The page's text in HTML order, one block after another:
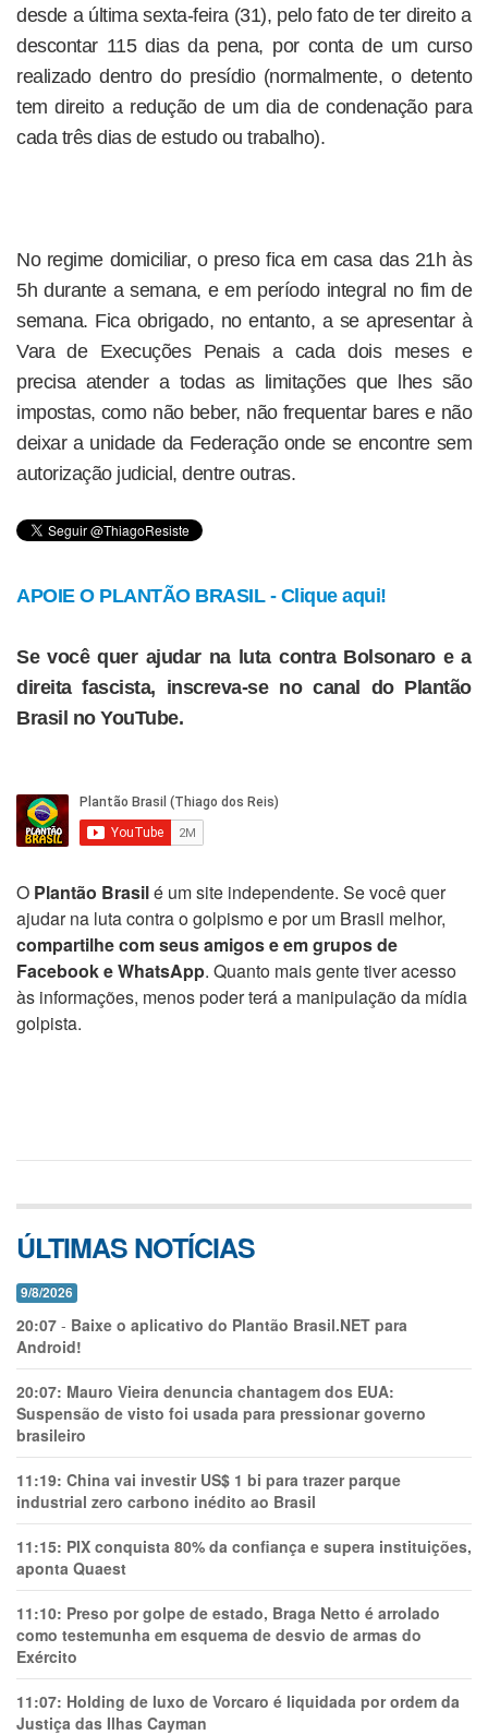
desde a última sexta-feira (31), pelo fato de ter direito a
descontar 115 dias da pena, por conta de um curso
realizado dentro do presídio (normalmente, o detento
tem direito a redução de um dia de condenação para
cada três dias de estudo ou trabalho).
No regime domiciliar, o preso fica em casa das 21h às
5h durante a semana, e em período integral no fim de
semana. Fica obrigado, no entanto, a se apresentar à
Vara de Execuções Penais a cada dois meses e
precisa atender a todas as limitações que lhes são
impostas, como não beber, não frequentar bares e não
deixar a unidade da Federação onde se encontre sem
autorização judicial, dentre outras.
APOIE O PLANTÃO BRASIL - Clique aqui!
Se você quer ajudar na luta contra Bolsonaro e a
direita fascista, inscreva-se no canal do Plantão
Brasil no YouTube.
O Plantão Brasilé um site independente. Se você quer
ajudar na luta contra o golpismo e por um Brasil melhor,
compartilhe com seus amigos e em grupos de
Facebook e WhatsApp. Quanto mais gente tiver acesso
às informações, menos poder terá a manipulação da mídia
golpista.
ÚLTIMAS NOTÍCIAS
9/8/2026
20:07 - Baixe o aplicativo do Plantão Brasil.NET para
Android!
20:07: Mauro Vieira denuncia chantagem dos EUA:
Suspensão de visto foi usada para pressionar governo
brasileiro
11:19: China vai investir US$ 1 bi para trazer parque
industrial zero carbono inédito ao Brasil
11:15: PIX conquista 80% da confiança e supera instituições,
aponta Quaest
11:10: Preso por golpe de estado, Braga Netto é arrolado
como testemunha em esquema de desvio de armas do
Exército
11:07: Holding de luxo de Vorcaro é liquidada por ordem da
Justiça das Ilhas Cayman